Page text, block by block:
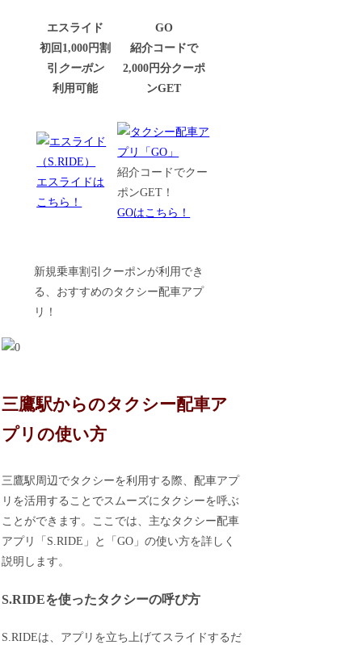
エスライド
初回1,000円割
引 クーポン
利用可能
GO
紹介コードで
2,000円分クーポ
ンGET
エスライドは
こちら！
紹介コードでクー
ポンGET！
GOはこちら！
新規乗車割引クーポンが利用でき
る、おすすめのタクシー配車アプ
リ！
三鷹駅からのタクシー配車ア
プリの使い方
三鷹駅周辺でタクシーを利用する際、配車アプ
リを活用することでスムーズにタクシーを呼ぶ
ことができます。ここでは、主なタクシー配車
アプリ「S.RIDE」と「GO」の使い方を詳しく
説明します。
S.RIDEを使ったタクシーの呼び方
S.RIDEは、アプリを立ち上げてスライドするだ